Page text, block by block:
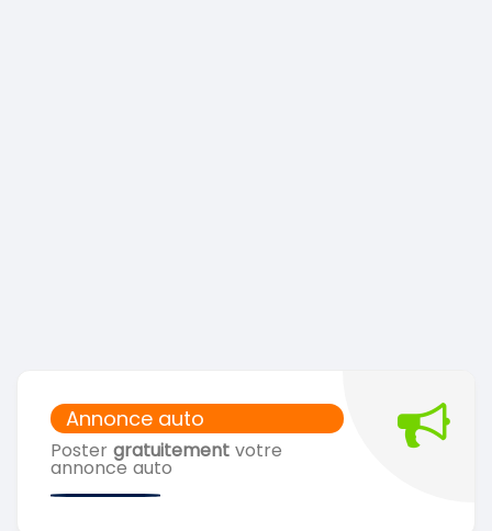
Annonce auto
Poster gratuitement votre
annonce auto